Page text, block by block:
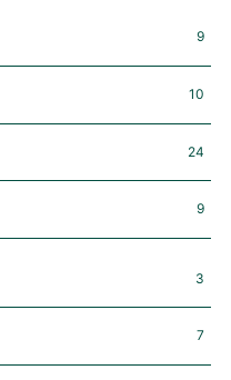
9
10
24
9
3
7